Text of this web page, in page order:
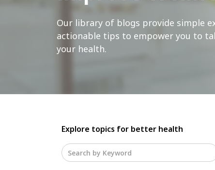
Our library of blogs provide simple
actionable tips to empower you to
your health.
Explore topics for better health